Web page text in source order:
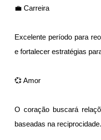
💼 Carreira
Excelente período para
e fortalecer estratégias
💞 Amor
O coração buscará
baseadas na reciprocidade.